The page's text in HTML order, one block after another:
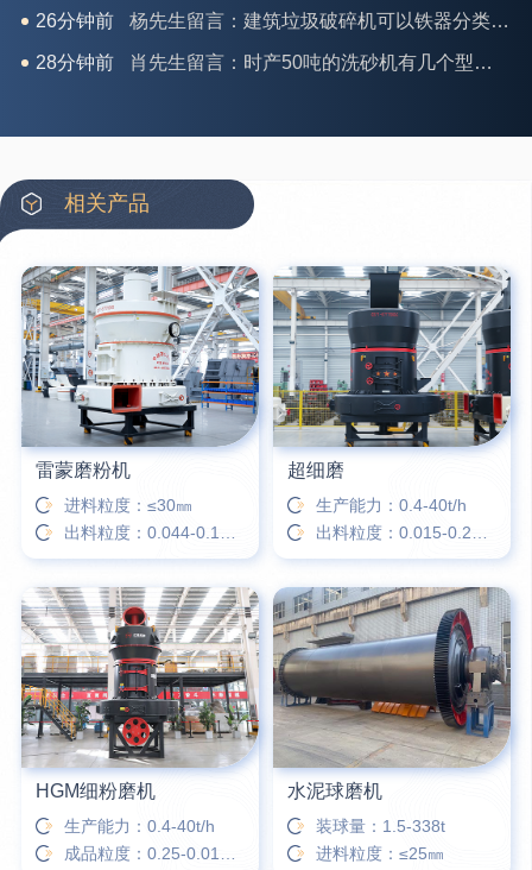
26分钟前 杨先生留言：建筑垃圾破碎机可以铁器分类吗？
28分钟前 肖先生留言：时产50吨的洗砂机有几个型号？
35分钟前 龚先生留言：处理河石、花岗岩的500*750颚破机什么价位？
39分钟前 翟先生留言：石头碎沙设备和洗砂设备有吗？
42分钟前 蒋先生留言：硬岩颚式破碎机带不带电机？
3分钟前 王先生留言：水泥厂熟料能破碎吗？推荐用什么机器？
6分钟前 姚女士留言：这款破碎机一小时产能多大？是用电的还是燃油的？
12分钟前 宋先生留言：50吨左右的制砂机大概什么价位？
相关产品
雷蒙磨粉机
进料粒度：≤30㎜
出料粒度：0.044-0.173㎜
超细磨
生产能力：0.4-40t/h
出料粒度：0.015-0.25㎜
HGM细粉磨机
生产能力：0.4-40t/h
水泥球磨机
装球量：1.5-338t
进料粒度：≤25㎜